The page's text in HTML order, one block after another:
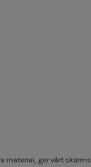
material, ger vårt